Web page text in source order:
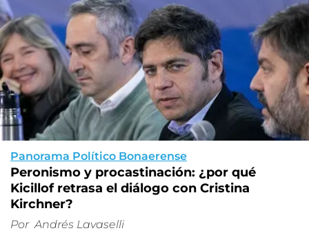
Panorama Político Bonaerense
Peronismo y procastinación: ¿por qué
Kicillof retrasa el diálogo con Cristina
Kirchner?
Por Andrés Lavaselli